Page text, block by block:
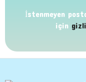
İstenmeyen
için